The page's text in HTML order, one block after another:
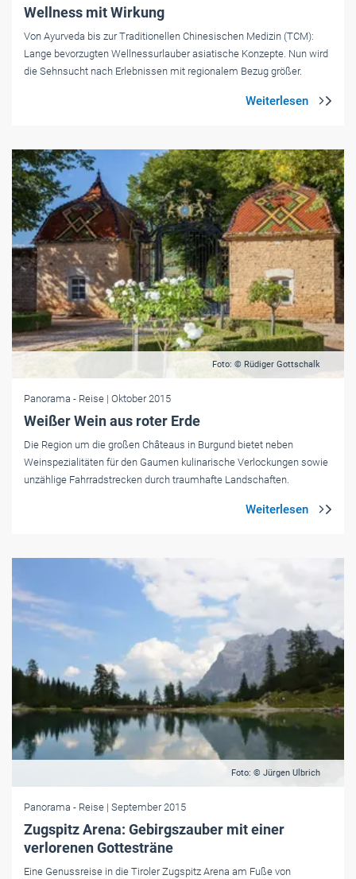
Wellness mit Wirkung
Von Ayurveda bis zur Traditionellen Chinesischen Medizin (TCM):
Lange bevorzugten Wellnessurlauber asiatische Konzepte. Nun wird
die Sehnsucht nach Erlebnissen mit regionalem Bezug größer.
Foto: © Rüdiger Gottschalk
Panorama - Reise | Oktober 2015
Weißer Wein aus roter Erde
Die Region um die großen Châteaus in Burgund bietet neben
Weinspezialitäten für den Gaumen kulinarische Verlockungen sowie
unzählige Fahrradstrecken durch traumhafte Landschaften.
Foto: © Jürgen Ulbrich
Panorama - Reise | September 2015
Zugspitz Arena: Gebirgszauber mit einer
verlorenen Gottesträne
Eine Genussreise in die Tiroler Zugspitz Arena am Fuße von